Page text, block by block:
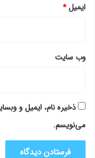
ایمیل*
وب‌ سایت
ذخیره نام، ایمیل و
می‌نویسم.